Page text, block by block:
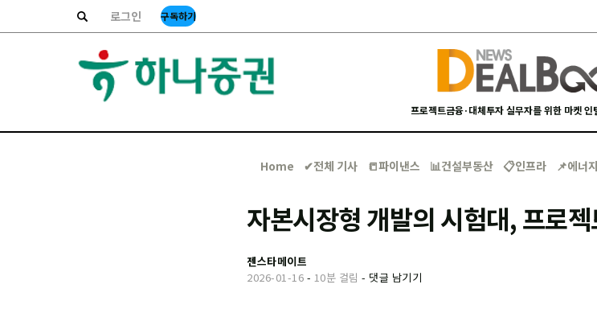
로그인 구독하기
프로젝트금융·대체투자 실무자를 위한 마켓
Home ✔︎전체 기사 📒파이낸스 📊건설부동산 📋인프라 📌에너지
자본시장형 개발의 시험대, 프로
젠스타메이트
2026-01-16 - 10분 걸림 - 댓글 남기기